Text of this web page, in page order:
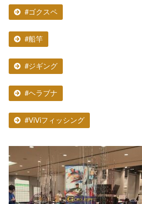
#ゴクスペ
#船竿
#ジギング
#ヘラブナ
#ViViフィッシング